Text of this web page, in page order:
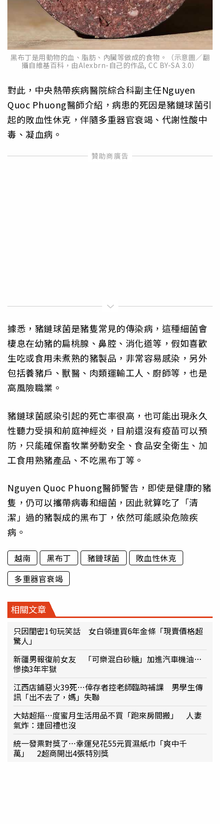
黑布丁是用動物的血、脂肪、內臟等做成的食物。（示意圖／翻
攝自維基百科，由Alexbrn-自己的作品, CC BY-SA 3.0）
對此，中央熱帶疾病醫院綜合科副主任Nguyen
Quoc Phuong醫師介紹，病患的死因是豬鏈球菌引
起的敗血性休克，伴隨多重器官衰竭、代謝性酸中
毒、凝血病。
據悉，豬鏈球菌是豬隻常見的傳染病，這種細菌會
棲息在幼豬的扁桃腺、鼻腔、消化道等，假如喜歡
生吃或食用未煮熟的豬製品，非常容易感染，另外
包括養豬戶、獸醫、肉類運輸工人、廚師等，也是
高風險職業。
豬鏈球菌感染引起的死亡率很高，也可能出現永久
性聽力受損和前庭神經炎，目前還沒有疫苗可以預
防，只能確保畜牧業勞動安全、食品安全衛生、加
工食用熟豬產品、不吃黑布丁等。
Nguyen Quoc Phuong醫師警告，即使是健康的豬
隻，仍可以攜帶病毒和細菌，因此就算吃了「清
潔」過的豬製成的黑布丁，依然可能感染危險疾
病。
越南 黑布丁 豬鏈球菌
敗血性休克
多重器官衰竭
相關文章
只因閨密1句玩笑話 女白領連買6年金條「現賣價格超
驚人」
新疆男報復前女友 「可樂混白砂糖」加進汽車機油…
慘換3年牢獄
江西店鋪惡火39死…倖存者控老師臨時補課 男學生傳
訊「出不去了，媽」失聯
大姑超摳…度蜜月生活用品不買「跑來房間搬」 人妻
氣炸：連回禮也沒
統一發票對獎了…幸運兒花55元買濕紙巾「爽中千
萬」 2超商開出4張特別獎